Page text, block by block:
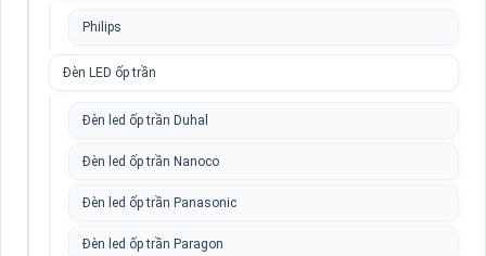
Philips
Đèn LED ốp trần
Đèn led ốp trần Duhal
Đèn led ốp trần Nanoco
Đèn led ốp trần Panasonic
Đèn led ốp trần Paragon